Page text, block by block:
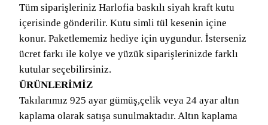
Tüm siparişleriniz Harlofia baskılı siyah kraft kutu
içerisinde gönderilir. Kutu simli tül kesenin içine
konur. Paketlememiz hediye için uygundur. İsterseniz
ücret farkı ile kolye ve yüzük siparişlerinizde farklı
kutular seçebilirsiniz.
ÜRÜNLERİMİZ
Takılarımız 925 ayar gümüş,çelik veya 24 ayar altın
kaplama olarak satışa sunulmaktadır. Altın kaplama